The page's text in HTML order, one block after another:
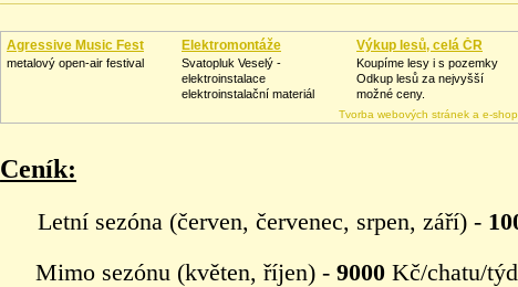
Agressive Music Fest
metalový open-air festival
Elektromontáže
Svatopluk Veselý -
elektroinstalace
elektroinstalační materiál
Výkup lesů, celá ČR
Koupíme lesy i s pozemky
Odkup lesů za nejvyšší
možné ceny.
Tvorba webových stránek a e-
Ceník:
Letní sezóna (červen, červenec, srpen, září) -
Mimo sezónu (květen, říjen) - 9000 Kč/chatu/